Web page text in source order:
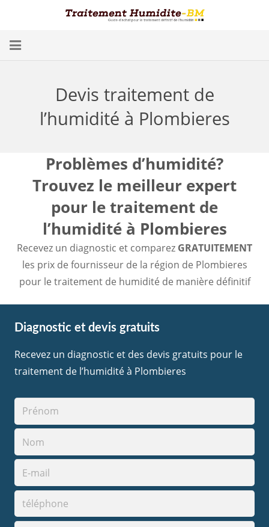
Conséquences
Humidité dans les Caves
Trouver un spécialiste
Diagnostic gratuit
Devis traitement de
l’humidité à Plombieres
Problèmes d’humidité?
Trouvez le meilleur expert
pour le traitement de
l’humidité à Plombieres
Recevez un diagnostic et comparez GRATUITEMENT
les prix de fournisseur de la région de Plombieres
pour le traitement de humidité de manière définitif
Diagnostic et devis gratuits
Recevez un diagnostic et des devis gratuits pour le
traitement de l’humidité à Plombieres